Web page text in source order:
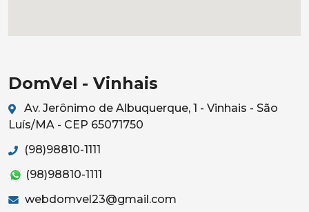
DomVel - Vinhais
Av. Jerônimo de Albuquerque, 1 - Vinhais - São
Luís/MA - CEP 65071750
(98)98810-1111
(98)98810-1111
webdomvel23@gmail.com